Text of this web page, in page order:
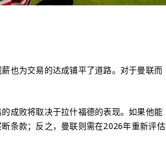
也为交易的达成铺平了道路。对于曼联而
成败将取决于拉什福德的表现。如果他能
条款；反之，曼联则需在2026年重新评估